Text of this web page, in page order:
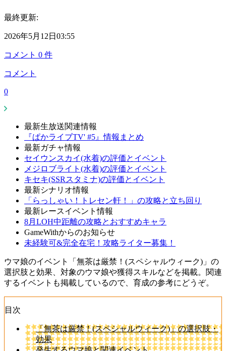
最終更新:
2026年5月12日03:55
コメント 0 件
コメント
0
最新生放送関連情報
『ぱかライブTV' #5』情報まとめ
最新ガチャ情報
セイウンスカイ(水着)の評価とイベント
メジロブライト(水着)の評価とイベント
キセキ(SSRスタミナ)の評価とイベント
最新シナリオ情報
「らっしゃい！トレセン軒！」の攻略と立ち回り
最新レースイベント情報
8月LOH中距離の攻略とおすすめキャラ
GameWithからのお知らせ
未経験可&完全在宅！攻略ライター募集！
ウマ娘のイベント「無茶は厳禁！(スペシャルウィーク)」の
選択肢と効果、対象のウマ娘や獲得スキルなどを掲載。関連
するイベントも掲載しているので、育成の参考にどうぞ。
目次
「無茶は厳禁！(スペシャルウィーク)」の選択肢・
効果